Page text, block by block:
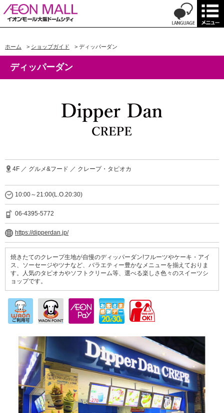
ホーム > ショップガイド > ディッパーダン
ディッパーダン
4F ／ グルメ&フード ／ クレープ・タピオカ
10:00～21:00(L.O.20:30)
06-4395-5772
https://dipperdan.jp/
焼きたてのクレープ生地が自慢のディッパーダン!フルーツやケーキ・アイ
ス、ソーセージやツナなど、バラエティー豊かなメニューを揃えておりま
す。人気のタピオカやソフトクリーム等、選べる楽しさ色々のスイーツシ
ョップです。